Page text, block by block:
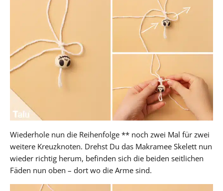
Wiederhole nun die Reihenfolge ** noch zwei Mal für zwei
weitere Kreuzknoten. Drehst Du das Makramee Skelett nun
wieder richtig herum, befinden sich die beiden seitlichen
Fäden nun oben – dort wo die Arme sind.